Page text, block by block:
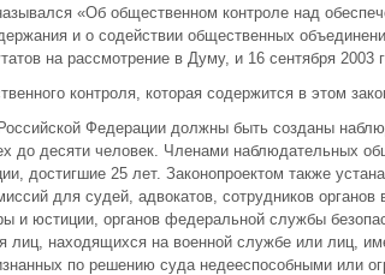
«Об общественном контроле над
и о содействии общественных
на рассмотрение в Думу, и 16 сентября 2003
контроля, которая содержится в этом
Федерации должны быть созданы
до десяти человек. Членами наблюдательных
достигшие 25 лет. Законопроектом также
для судей, адвокатов, сотрудников органов
и юстиции, органов федеральной службы
лиц, находящихся на военной службе или лиц,
по решению суда недееспособными или